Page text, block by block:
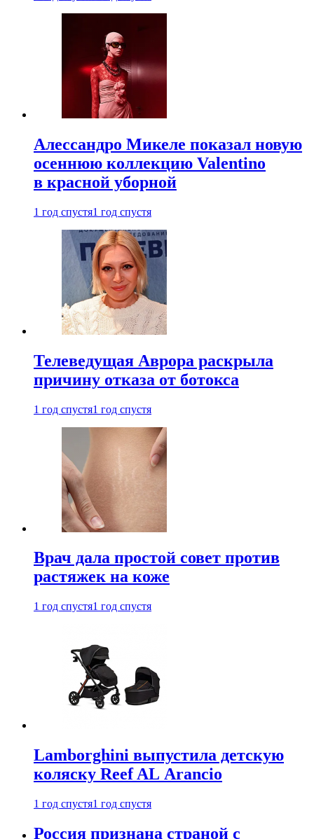
Алессандро Микеле показал новую
осеннюю коллекцию Valentino
в красной уборной
1 год спустя1 год спустя
Телеведущая Аврора раскрыла
причину отказа от ботокса
1 год спустя1 год спустя
Врач дала простой совет против
растяжек на коже
1 год спустя1 год спустя
Lamborghini выпустила детскую
коляску Reef AL Arancio
1 год спустя1 год спустя
Россия признана страной с